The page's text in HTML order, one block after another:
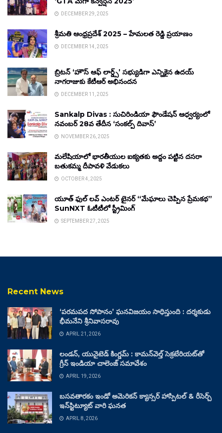
DECEMBER 29, 2025
శ్రీమతి ఆంధ్రప్రదేశ్ 2025 – హేమలత రెడ్డి ప్రయాణం
DECEMBER 14, 2025
బ్రిటన్ ‘హౌస్ ఆఫ్ లార్డ్స్’ సభ్యుడిగా ఎన్నికైన ఉదయ్
నాగరాజుకు కేటీఆర్ అభినందన
DECEMBER 11, 2025
Sankalp Divas : సుచిరిండియా ఫౌండేషన్ ఆధ్వర్యంలో
నవంబర్ 28వ తేదీన ‘సంకల్ప్ దివాస్’
NOVEMBER 26, 2025
మలేషియాలో భారతీయుల ఐక్యతకు అద్దం పట్టిన దసరా
బతుకమ్మ దీపావళి వేడుకలు
OCTOBER 4, 2025
యూత్ ఫుల్ లవ్ ఎంటర్ టైనర్ “మేఘాలు చెప్పిన ప్రేమకథ”
SunNXT ఓటీటీలో స్ట్రీమింగ్
SEPTEMBER 27, 2025
Recent News
‘పరమపద సోపానం’ ఘనవిజయం సాధిస్తుంది : దర్శకుడు
భీమనేని శ్రీనివాసరావు
APRIL 21, 2026
లండన్, యునైటెడ్ కింగ్డమ్ : కామన్‌వెల్త్ సెక్రటేరియట్‌తో
గ్రీన్ ఇండియా చాలెంజ్ సమావేశం
APRIL 19, 2026
బసవతారకం ఇండో అమెరికన్ క్యాన్సర్ హాస్పిటల్ & రీసెర్చ్
ఇన్‌స్టిట్యూట్ వారి ఘనత
APRIL 8, 2026